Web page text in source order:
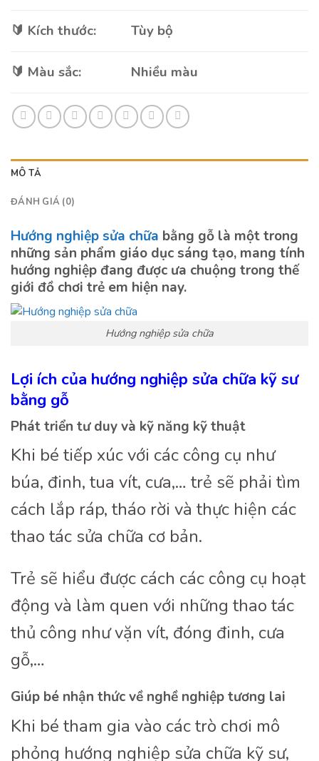
🔰 Kích thước: Tùy bộ
🔰 Màu sắc: Nhiều màu
MÔ TẢ
ĐÁNH GIÁ (0)
Hướng nghiệp sửa chữa bằng gỗ là một trong
những sản phẩm giáo dục sáng tạo, mang tính
hướng nghiệp đang được ưa chuộng trong thế
giới đồ chơi trẻ em hiện nay.
Hướng nghiệp sửa chữa
Lợi ích của hướng nghiệp sửa chữa kỹ sư
bằng gỗ
Phát triển tư duy và kỹ năng kỹ thuật
Khi bé tiếp xúc với các công cụ như
búa, đinh, tua vít, cưa,… trẻ sẽ phải tìm
cách lắp ráp, tháo rời và thực hiện các
thao tác sửa chữa cơ bản.
Trẻ sẽ hiểu được cách các công cụ hoạt
động và làm quen với những thao tác
thủ công như vặn vít, đóng đinh, cưa
gỗ,…
Giúp bé nhận thức về nghề nghiệp tương lai
Khi bé tham gia vào các trò chơi mô
phỏng hướng nghiệp sửa chữa kỹ sư,